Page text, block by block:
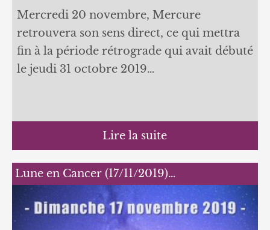
Mercredi 20 novembre, Mercure
retrouvera son sens direct, ce qui mettra
fin à la période rétrograde qui avait débuté
le jeudi 31 octobre 2019…
Lire la suite
Lune en Cancer (17/11/2019)…